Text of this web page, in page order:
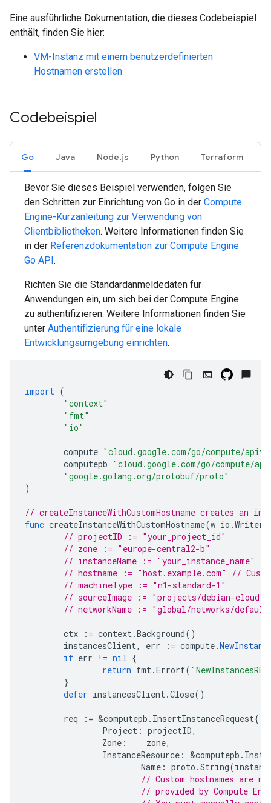
Eine ausführliche Dokumentation, die dieses Codebeispiel
enthält, finden Sie hier:
VM-Instanz mit einem benutzerdefinierten
Hostnamen erstellen
Codebeispiel
Go Java Node.js Python Terraform
Bevor Sie dieses Beispiel verwenden, folgen Sie
den Schritten zur Einrichtung von Go in der Compute
Engine-Kurzanleitung zur Verwendung von
Clientbibliotheken. Weitere Informationen finden Sie
in der Referenzdokumentation zur Compute Engine
Go API.
Richten Sie die Standardanmeldedaten für
Anwendungen ein, um sich bei der Compute Engine
zu authentifizieren. Weitere Informationen finden Sie
unter Authentifizierung für eine lokale
Entwicklungsumgebung einrichten.
import (
"context"
"fmt"
"io"
compute "cloud.google.com/go/compute/
computepb "cloud.google.com/go/compute/
"google.golang.org/protobuf/proto"
)
// createInstanceWithCustomHostname creates an
func createInstanceWithCustomHostname(w io .Writer
// projectID := "your_project_id"
// zone := "europe-central2-b"
// instanceName := "your_instance_name"
// hostname := "host.example.com" //
// machineType := "n1-standard-1"
// sourceImage := "projects/debian-cloud/
// networkName := "global/networks/
ctx := context.Background()
instancesClient, err := compute.
if err != nil {
return fmt.Errorf(
}
defer instancesClient.Close()
req := &computepb . InsertInstanceRequest{
Project : projectID,
Zone : zone,
InstanceResource : &computepb .
Name : proto .String(
// Custom hostnames are
// provided by Compute